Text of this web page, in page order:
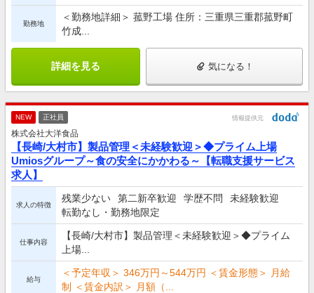
勤務地
＜勤務地詳細＞ 菰野工場 住所：三重県三重郡菰野町
竹成...
詳細を見る 気になる！
NEW 正社員 情報提供元
株式会社大洋食品
【長崎/大村市】製品管理＜未経験歓迎＞◆プライム上場
Umiosグループ～食の安全にかかわる～【転職支援サービス
求人】
求人の特徴
残業少ない 第二新卒歓迎 学歴不問
未経験歓迎
転勤なし・勤務地限定
仕事内容
【長崎/大村市】製品管理＜未経験歓迎＞◆プライム
上場...
給与
＜予定年収＞ 346万円～544万円 ＜賃金形態＞ 月給
制 ＜賃金内訳＞ 月額（...